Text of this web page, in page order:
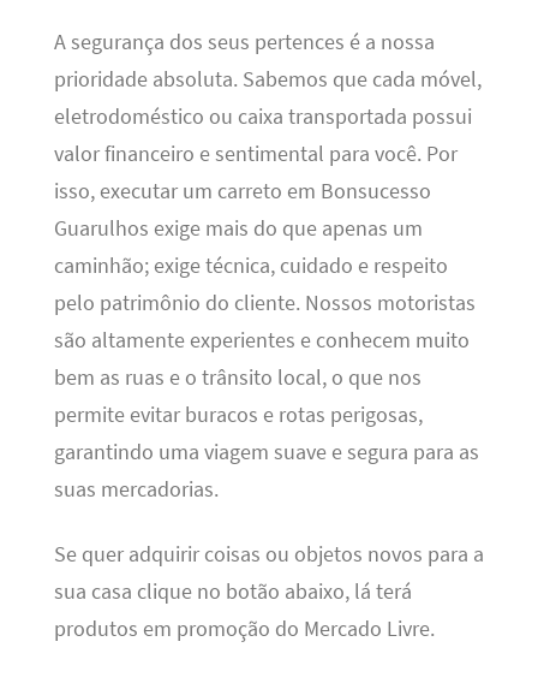
A segurança dos seus pertences é a nossa
prioridade absoluta. Sabemos que cada móvel,
eletrodoméstico ou caixa transportada possui
valor financeiro e sentimental para você. Por
isso, executar um carreto em Bonsucesso
Guarulhos exige mais do que apenas um
caminhão; exige técnica, cuidado e respeito
pelo patrimônio do cliente. Nossos motoristas
são altamente experientes e conhecem muito
bem as ruas e o trânsito local, o que nos
permite evitar buracos e rotas perigosas,
garantindo uma viagem suave e segura para as
suas mercadorias.
Se quer adquirir coisas ou objetos novos para a
sua casa clique no botão abaixo, lá terá
produtos em promoção do Mercado Livre.